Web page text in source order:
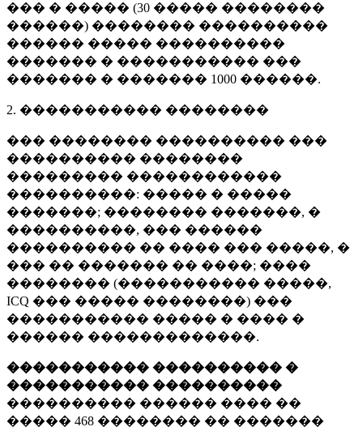
��� � ����� (30 ����� ��������
������) �������� ����������
������ ����� ����������
������� � ����������� ���
������� � ������� 1000 ������.
2. ����������� ��������
��� �������� ���������� ���
���������� ��������
��������� ������������
����������: ����� � �����
�������; �������� �������, �
����������, ��� ������
���������� �� ���� ��� �����, �
��� �� ������� �� ����; ����
�������� (����������� �����,
ICQ ��� ����� ��������) ���
����������� ����� � ���� �
������ �������������.
����������� ���������� �
����������� ����������
���������� ������ ���� ��
����� 468 �������� �� �������